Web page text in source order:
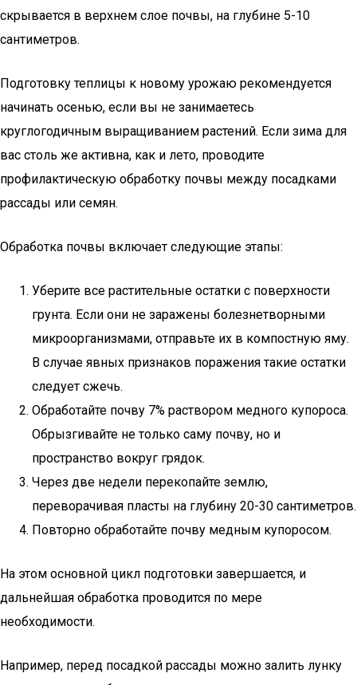
скрывается в верхнем слое почвы, на глубине 5-10
сантиметров.
Подготовку теплицы к новому урожаю рекомендуется
начинать осенью, если вы не занимаетесь
круглогодичным выращиванием растений. Если зима для
вас столь же активна, как и лето, проводите
профилактическую обработку почвы между посадками
рассады или семян.
Обработка почвы включает следующие этапы:
Уберите все растительные остатки с поверхности
грунта. Если они не заражены болезнетворными
микроорганизмами, отправьте их в компостную яму.
В случае явных признаков поражения такие остатки
следует сжечь.
Обработайте почву 7% раствором медного купороса.
Обрызгивайте не только саму почву, но и
пространство вокруг грядок.
Через две недели перекопайте землю,
переворачивая пласты на глубину 20-30 сантиметров.
Повторно обработайте почву медным купоросом.
На этом основной цикл подготовки завершается, и
дальнейшая обработка проводится по мере
необходимости.
Например, перед посадкой рассады можно залить лунку